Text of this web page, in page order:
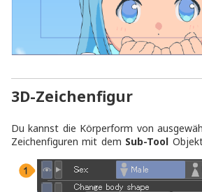
3D-Zeichenfigur
Du kannst die Körperform von
Zeichenfiguren mit dem Sub-Tool